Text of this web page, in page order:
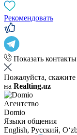
Рекомендовать
Показать контакты
Пожалуйста,
на Realting.uz
Агентство
Domio
Языки общения
English, Русский,